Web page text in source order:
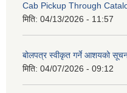
Cab Pickup Through
मिति: 04/13/2026 - 11:57
बोलपत्र स्वीकृत गर्ने आशयको
मिति: 04/07/2026 - 09:12